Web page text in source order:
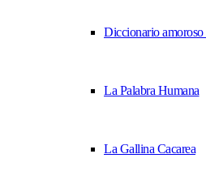
Diccionario amoroso
La Palabra Humana
La Gallina Cacarea